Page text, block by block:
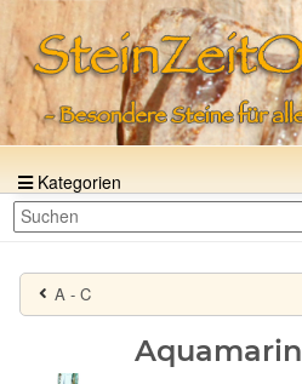
Kategorien
A - C
Aquamarin